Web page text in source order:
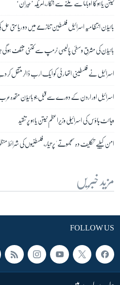
نیتن یاہو کا اوباما سے ملنے سے انکار، امریکہ ’حیران‘
بائیڈن انتظامیہ اسرائیل فلسطین تنازعے میں دو ریاستی حل
بائیڈن کی مشرقِ وسطیٰ پالیسی ٹرمپ سے کتنی مختلف ہو گی؟
اسرائیل نے فلسطینی اتھارٹی کو ایک ارب ڈالر منتقل کر
اسرائیل اور اردن کے دورے سے قبل جو بائیڈن متحدہ
وہائٹ ہاؤس کی اسرائیلی وزیرِاعظم نیتن یاہو پر تنقید
امن کیلیے 'تکلیف دہ سمجھوتے' پر تیار، فلسطنیوں کی شرائط
مزید خبریں
FOLLOW US